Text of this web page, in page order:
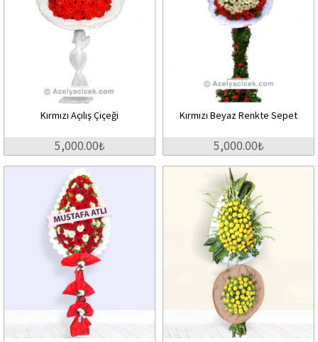
Kırmızı Açılış Çiçeği
5,000.00₺
Kırmızı Beyaz Renkte Sepet
5,000.00₺